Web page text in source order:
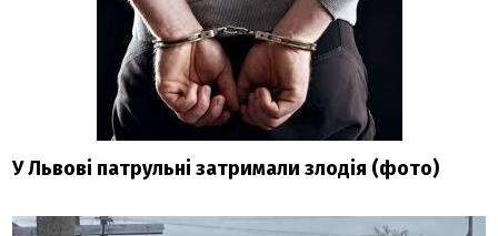
У Львові патрульні затримали злодія (фото)